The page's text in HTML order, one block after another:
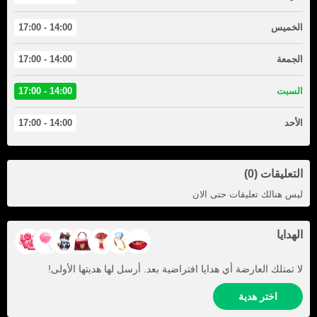
الخميس 14:00 - 17:00
الجمعة 14:00 - 17:00
السبت 14:00 - 17:00
الأحد 14:00 - 17:00
التعليقات (0)
ليس هنالك تعليقات حتى الان
الهدايا
لا تمتلك العارضة أي هدايا افتراضية بعد. أرسل لها هديتها الأولى!
اختر هدية